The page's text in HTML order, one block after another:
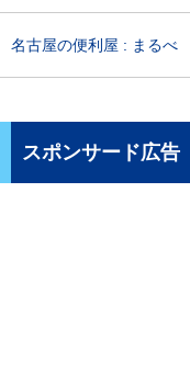
名古屋の便利屋 : まるべ
スポンサード広告